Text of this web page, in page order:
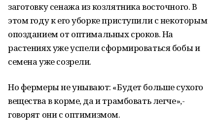
заготовку сенажа из козлятника восточного. В
этом году к его уборке приступили с некоторым
опозданием от оптимальных сроков. На
растениях уже успели сформироваться бобы и
семена уже созрели.
Но фермеры не унывают: «Будет больше сухого
вещества в корме, да и трамбовать легче»,-
говорят они с оптимизмом.